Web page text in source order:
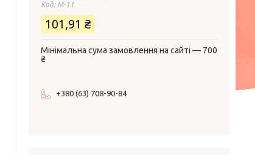
Код: M-11
101,91 ₴
Мінімальна сума замовлення на сайті — 700
₴
+380 (63) 708-90-84